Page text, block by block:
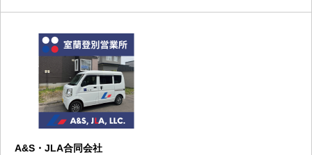
A&S・JLA合同会社